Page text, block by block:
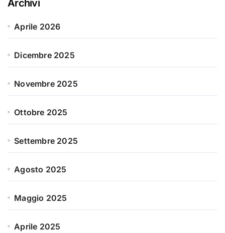
Archivi
Aprile 2026
Dicembre 2025
Novembre 2025
Ottobre 2025
Settembre 2025
Agosto 2025
Maggio 2025
Aprile 2025